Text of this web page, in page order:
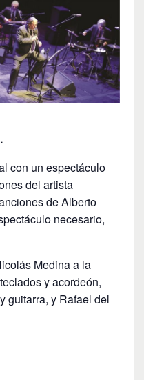
con un espectáculo
del artista
de Alberto
necesario,
Medina a la
y acordeón,
guitarra, y Rafael del